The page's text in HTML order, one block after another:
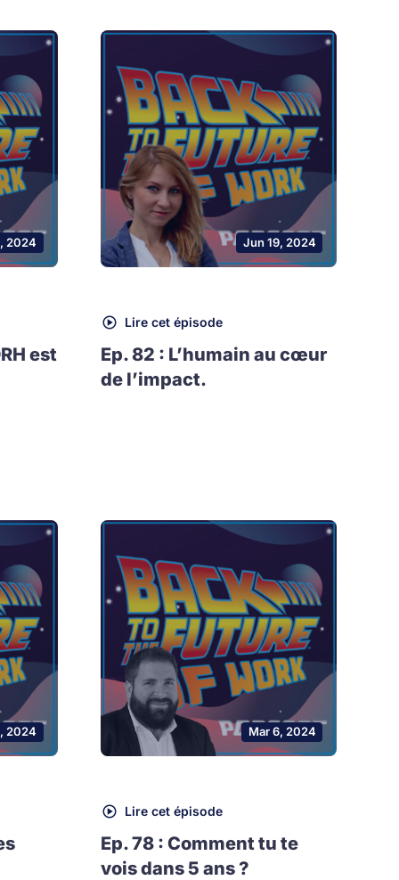
2024
est
Jun 19, 2024
Lire cet épisode
Ep. 82 : L’humain au cœur
de l’impact.
2024 Mar 6, 2024
Lire cet épisode
Ep. 78 : Comment tu te
vois dans 5 ans ?